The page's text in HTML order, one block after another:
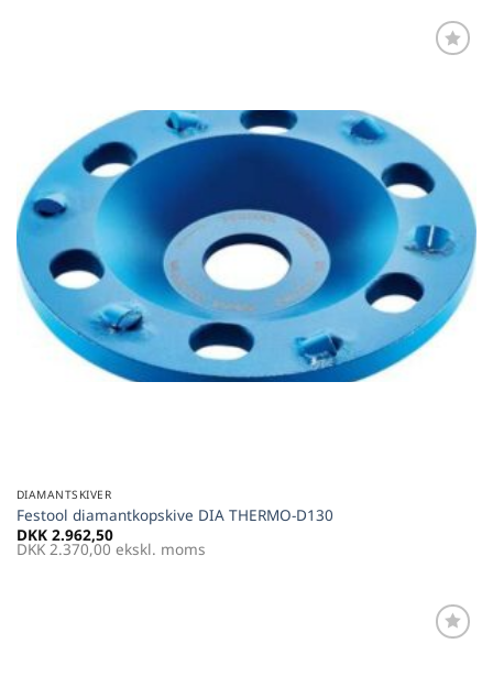
DIAMANTSKIVER
Festool diamantkopskive DIA THERMO-D130
DKK 2.962,50
DKK 2.370,00 ekskl. moms